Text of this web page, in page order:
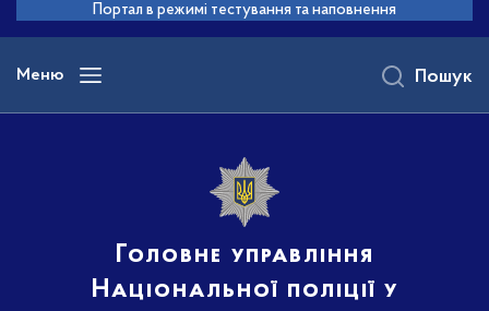
основного
вмісту
Портал в режимі тестування та наповнення
Меню
Головне управління
Національної поліції у
Пошук